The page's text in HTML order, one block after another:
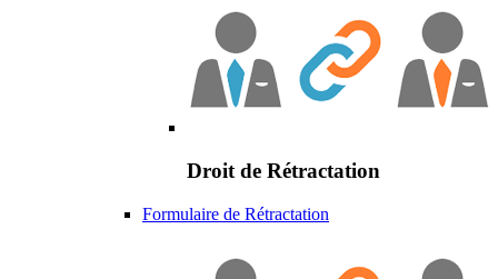
Droit de Rétractation
Formulaire de Rétractation